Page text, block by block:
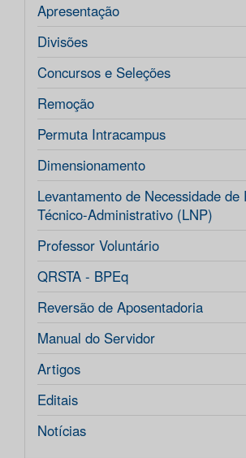
Apresentação
Divisões
Concursos e Seleções
Remoção
Permuta Intracampus
Dimensionamento
Levantamento de Necessidade de
Técnico-Administrativo (LNP)
Professor Voluntário
QRSTA - BPEq
Reversão de Aposentadoria
Manual do Servidor
Artigos
Editais
Notícias